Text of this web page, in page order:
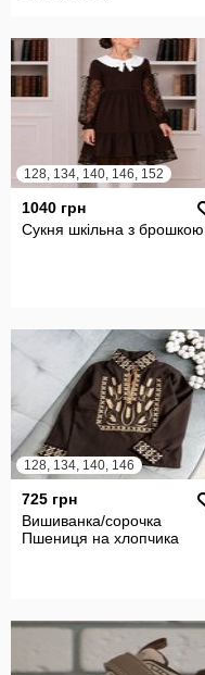
128, 134, 140, 146, 152
1040 грн
Сукня шкільна з брошкою
128, 134, 140, 146
725 грн
Вишиванка/сорочка
Пшениця на хлопчика